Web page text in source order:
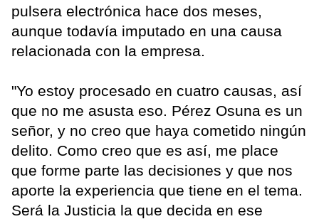
pulsera electrónica hace dos meses,
aunque todavía imputado en una causa
relacionada con la empresa.
"Yo estoy procesado en cuatro causas, así
que no me asusta eso. Pérez Osuna es un
señor, y no creo que haya cometido ningún
delito. Como creo que es así, me place
que forme parte las decisiones y que nos
aporte la experiencia que tiene en el tema.
Será la Justicia la que decida en ese